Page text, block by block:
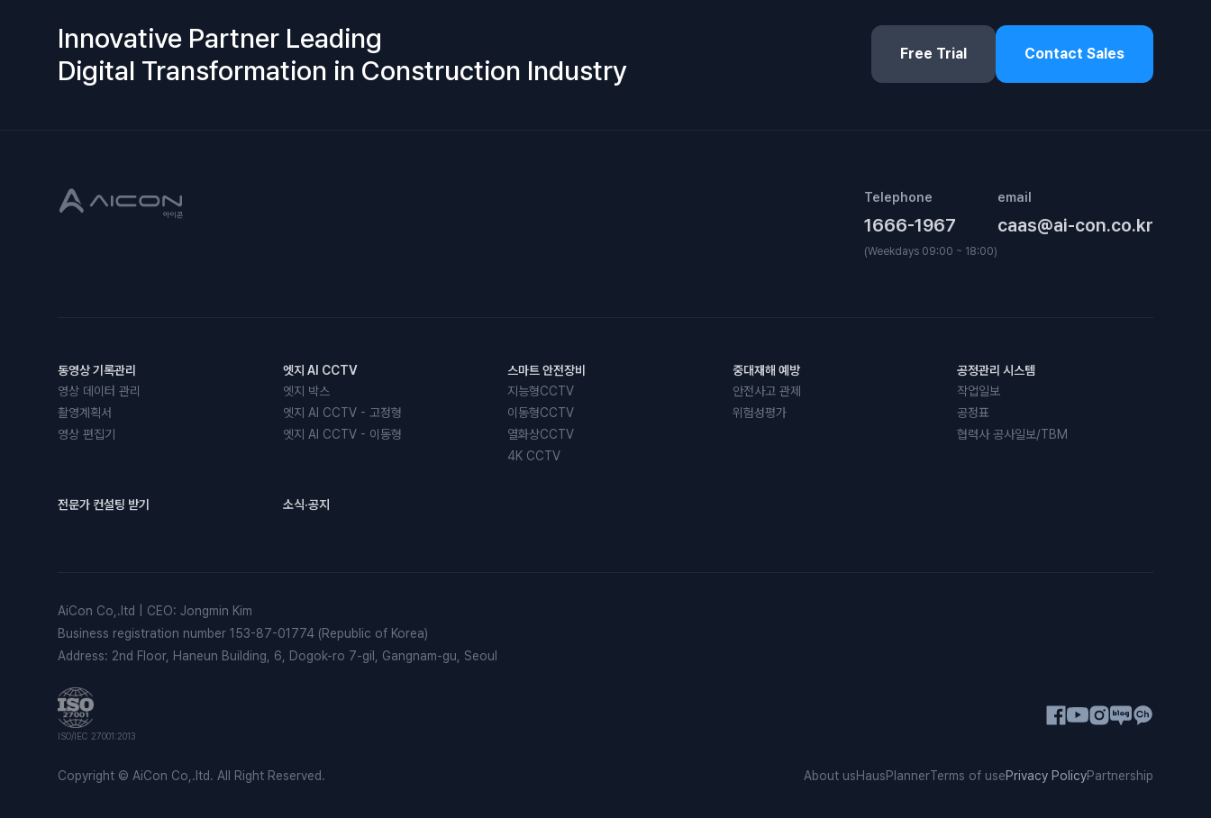
Innovative Partner Leading
Digital Transformation in Construction Industry
Free Trial Contact Sales
Telephone
1666-1967
(Weekdays 09:00 ~ 18:00)
email
caas@ai-con.co.kr
동영상 기록관리
영상 데이터 관리
촬영계획서
영상 편집기
엣지 AI CCTV
엣지 박스
엣지 AI CCTV - 고정형
엣지 AI CCTV - 이동형
스마트 안전장비
지능형CCTV
이동형CCTV
열화상CCTV
4K CCTV
중대재해 예방
안전사고 관제
위험성평가
공정관리 시스템
작업일보
공정표
협력사 공사일보/TBM
전문가 컨설팅 받기 소식·공지
AiCon Co,.ltd CEO: Jongmin Kim
Business registration number 153-87-01774 (Republic of Korea)
Address: 2nd Floor, Haneun Building, 6, Dogok-ro 7-gil, Gangnam-gu, Seoul
ISO/IEC 27001:2013
Copyright © AiCon Co,.ltd. All Right Reserved. About usHausPlannerTerms of usePrivacy PolicyPartnership